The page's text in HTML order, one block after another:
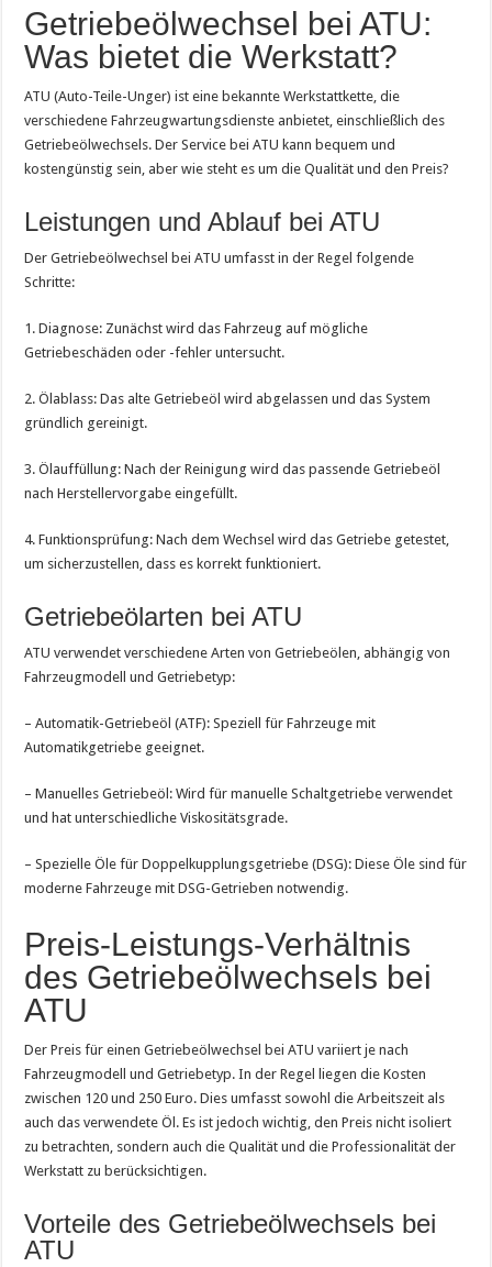
Getriebeölwechsel bei ATU:
Was bietet die Werkstatt?
ATU (Auto-Teile-Unger) ist eine bekannte Werkstattkette, die
verschiedene Fahrzeugwartungsdienste anbietet, einschließlich des
Getriebeölwechsels. Der Service bei ATU kann bequem und
kostengünstig sein, aber wie steht es um die Qualität und den Preis?
Leistungen und Ablauf bei ATU
Der Getriebeölwechsel bei ATU umfasst in der Regel folgende
Schritte:
1. Diagnose: Zunächst wird das Fahrzeug auf mögliche
Getriebeschäden oder -fehler untersucht.
2. Ölablass: Das alte Getriebeöl wird abgelassen und das System
gründlich gereinigt.
3. Ölauffüllung: Nach der Reinigung wird das passende Getriebeöl
nach Herstellervorgabe eingefüllt.
4. Funktionsprüfung: Nach dem Wechsel wird das Getriebe getestet,
um sicherzustellen, dass es korrekt funktioniert.
Getriebeölarten bei ATU
ATU verwendet verschiedene Arten von Getriebeölen, abhängig von
Fahrzeugmodell und Getriebetyp:
– Automatik-Getriebeöl (ATF): Speziell für Fahrzeuge mit
Automatikgetriebe geeignet.
– Manuelles Getriebeöl: Wird für manuelle Schaltgetriebe verwendet
und hat unterschiedliche Viskositätsgrade.
– Spezielle Öle für Doppelkupplungsgetriebe (DSG): Diese Öle sind für
moderne Fahrzeuge mit DSG-Getrieben notwendig.
Preis-Leistungs-Verhältnis
des Getriebeölwechsels bei
ATU
Der Preis für einen Getriebeölwechsel bei ATU variiert je nach
Fahrzeugmodell und Getriebetyp. In der Regel liegen die Kosten
zwischen 120 und 250 Euro. Dies umfasst sowohl die Arbeitszeit als
auch das verwendete Öl. Es ist jedoch wichtig, den Preis nicht isoliert
zu betrachten, sondern auch die Qualität und die Professionalität der
Werkstatt zu berücksichtigen.
Vorteile des Getriebeölwechsels bei
ATU